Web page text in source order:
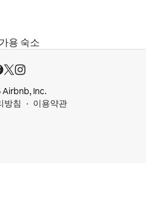
용 숙소
Inc.
방침
이용약관